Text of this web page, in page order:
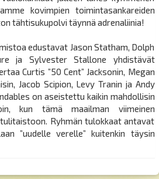
kovimpien toimintasankareiden
tähtisukupolvi täynnä adrenaliinia!
edustavat Jason Statham, Dolph
ja Sylvester Stallone yhdistävät
Curtis ”50 Cent” Jacksonin, Megan
Jacob Scipion, Levy Tranin ja Andy
on aseistettu kaikin mahdollisin
kun tämä maailman viimeinen
Ryhmän tulokkaat antavat
”uudelle verelle” kuitenkin täysin